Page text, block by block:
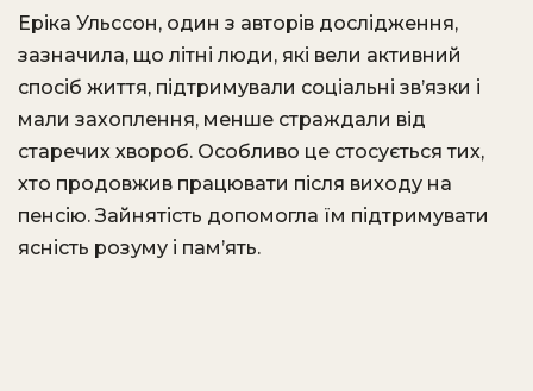
Еріка Ульссон, один з авторів дослідження,
зазначила, що літні люди, які вели активний
спосіб життя, підтримували соціальні зв’язки і
мали захоплення, менше страждали від
старечих хвороб. Особливо це стосується тих,
хто продовжив працювати після виходу на
пенсію. Зайнятість допомогла їм підтримувати
ясність розуму і пам’ять.